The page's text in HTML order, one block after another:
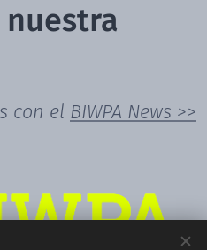
con el BIWPA News >>